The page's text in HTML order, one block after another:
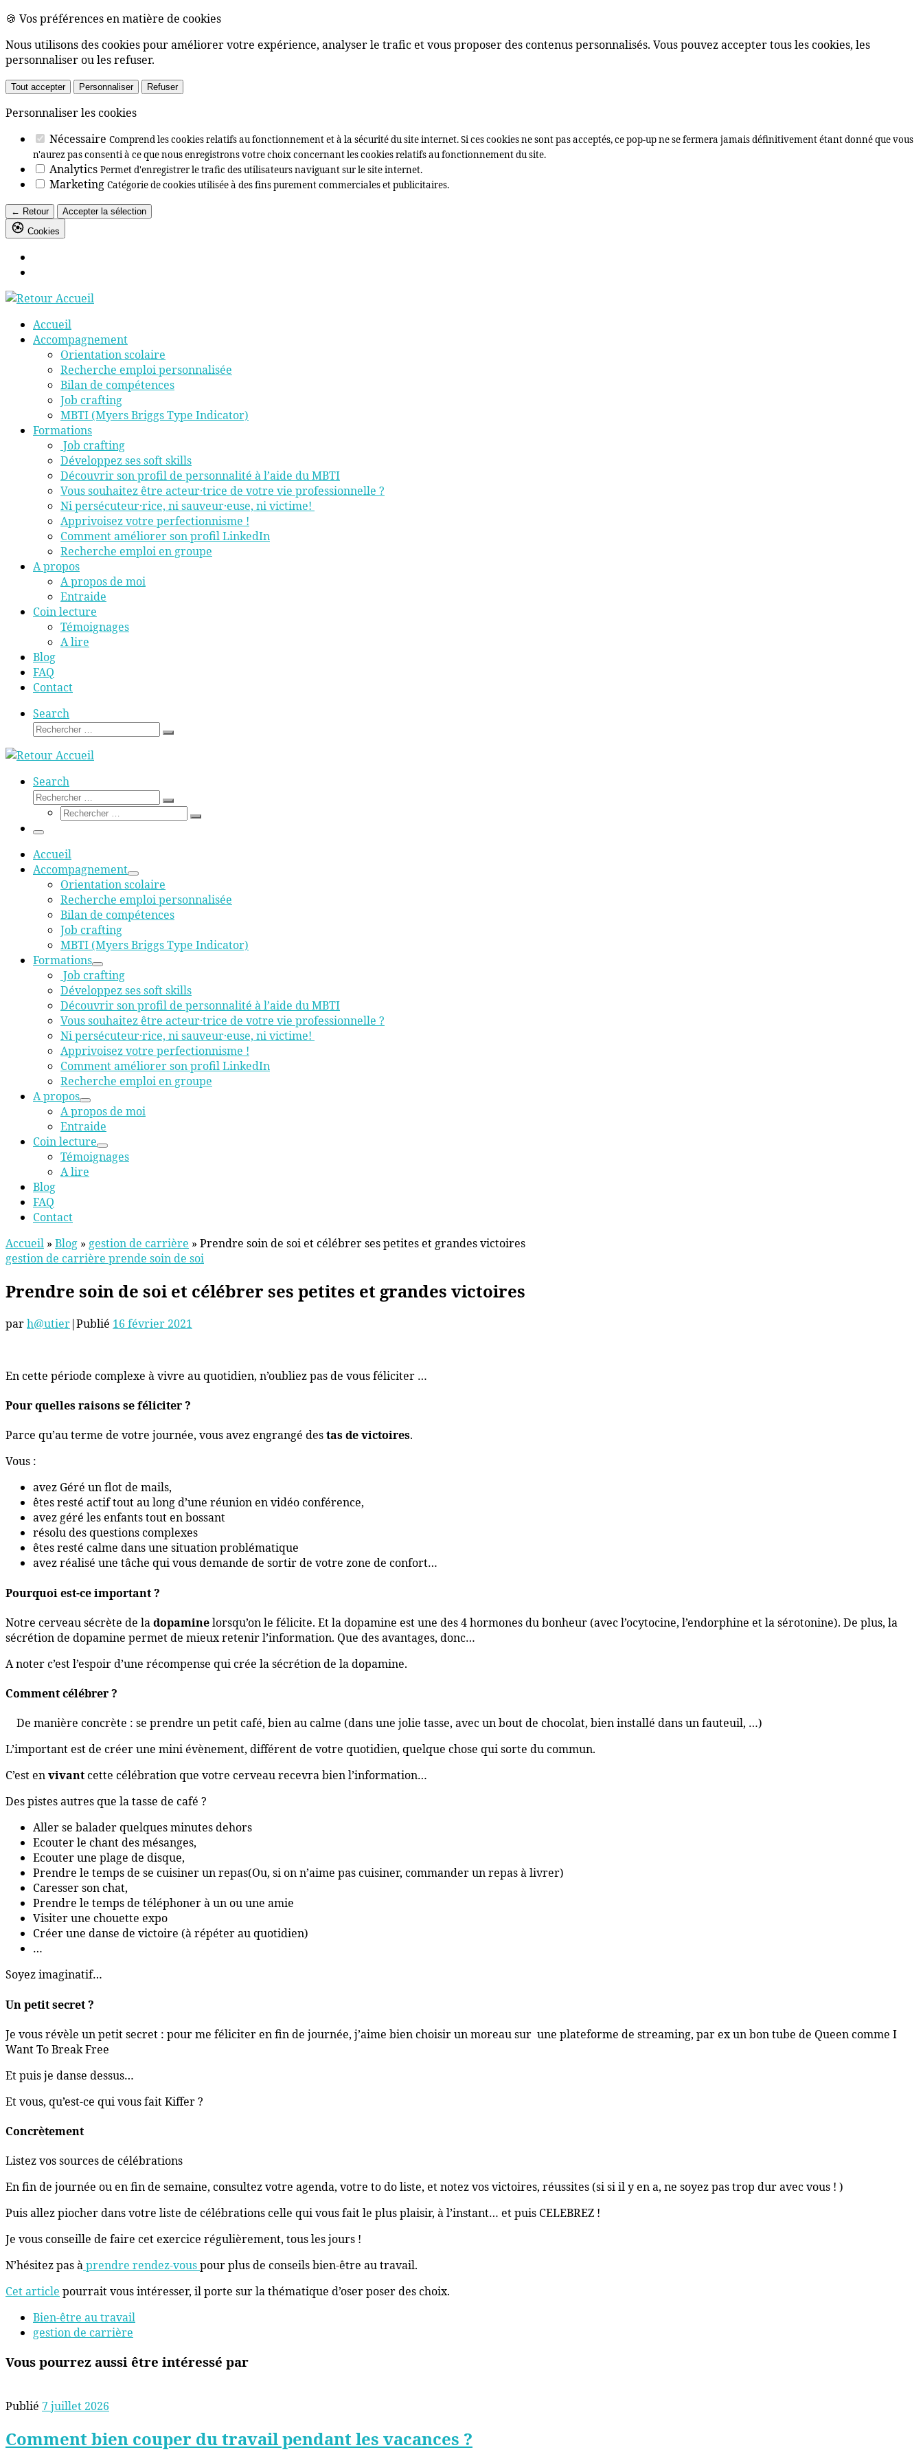
🍪 Vos préférences en matière de cookies
Nous utilisons des cookies pour améliorer votre expérience, analyser le trafic et vous proposer des contenus personnalisés. Vous pouvez accepter tous les cookies, les
personnaliser ou les refuser.
Tout accepter Personnaliser Refuser
Personnaliser les cookies
Nécessaire Comprend les cookies relatifs au fonctionnement et à la sécurité du site internet. Si ces cookies ne sont pas acceptés, ce pop-up ne se fermera jamais définitivement étant donné que vous
n'aurez pas consenti à ce que nous enregistrons votre choix concernant les cookies relatifs au fonctionnement du site.
Analytics Permet d'enregistrer le trafic des utilisateurs naviguant sur le site internet.
Marketing Catégorie de cookies utilisée à des fins purement commerciales et publicitaires.
← Retour
Accepter la sélection
Cookies Passer
au
Accueil
Accompagnement
Orientation scolaire
Recherche emploi personnalisée
Bilan de compétences
Job crafting
MBTI (Myers Briggs Type Indicator)
Formations
Job crafting
Développez ses soft skills
Découvrir son profil de personnalité à l’aide du MBTI
Vous souhaitez être acteur·trice de votre vie professionnelle ?
Ni persécuteur·rice, ni sauveur·euse, ni victime!
Apprivoisez votre perfectionnisme !
Comment améliorer son profil LinkedIn
Recherche emploi en groupe
A propos
A propos de moi
Entraide
Coin lecture
Témoignages
A lire
Blog
FAQ
Contact
Search
Rechercher
Rechercher
Search
Rechercher
Rechercher
Rechercher
Rechercher
Menu
Accueil
Accompagnement
Orientation scolaire
Recherche emploi personnalisée
Bilan de compétences
Job crafting
MBTI (Myers Briggs Type Indicator)
Formations
Job crafting
Développez ses soft skills
Découvrir son profil de personnalité à l’aide du MBTI
Vous souhaitez être acteur·trice de votre vie professionnelle ?
Ni persécuteur·rice, ni sauveur·euse, ni victime!
Apprivoisez votre perfectionnisme !
Comment améliorer son profil LinkedIn
Recherche emploi en groupe
A propos
A propos de moi
Entraide
Coin lecture
Témoignages
A lire
Blog
FAQ
Contact
Accueil » Blog » gestion de carrière » Prendre soin de soi et célébrer ses petites et grandes victoires
gestion de carrière prende soin de soi
Prendre soin de soi et célébrer ses petites et grandes victoires
parh@utier|Publié 16 février 2021
En cette période complexe à vivre au quotidien, n’oubliez pas de vous féliciter …
Pour quelles raisons se féliciter ?
Parce qu’au terme de votre journée, vous avez engrangé destas de victoires.
Vous :
avez Géré un flot de mails,
êtes resté actif tout au long d’une réunion en vidéo conférence,
avez géré les enfants tout en bossant
résolu des questions complexes
êtes resté calme dans une situation problématique
avez réalisé une tâche qui vous demande de sortir de votre zone de confort…
Pourquoi est-ce important ?
Notre cerveau sécrète de ladopaminelorsqu’on le félicite. Et la dopamine est une des 4 hormones du bonheur (avec l’ocytocine, l’endorphine et la sérotonine). De plus, la
sécrétion de dopamine permet de mieux retenir l’information. Que des avantages, donc…
A noter c’est l’espoir d’une récompense qui crée la sécrétion de la dopamine.
Comment célébrer ?
De manière concrète : se prendre un petit café, bien au calme (dans une jolie tasse, avec un bout de chocolat, bien installé dans un fauteuil, …)
L’important est de créer une mini évènement, différent de votre quotidien, quelque chose qui sorte du commun.
C’est envivantcette célébration que votre cerveau recevra bien l’information…
Des pistes autres que la tasse de café ?
Aller se balader quelques minutes dehors
Ecouter le chant des mésanges,
Ecouter une plage de disque,
Prendre le temps de se cuisiner un repas(Ou, si on n’aime pas cuisiner, commander un repas à livrer)
Caresser son chat,
Prendre le temps de téléphoner à un ou une amie
Visiter une chouette expo
Créer une danse de victoire (à répéter au quotidien)
…
Soyez imaginatif…
Un petit secret ?
Je vous révèle un petit secret : pour me féliciter en fin de journée, j’aime bien choisir un moreau sur une plateforme de streaming, par ex un bon tube de Queen comme I
Want To Break Free
Et puis je danse dessus…
Et vous, qu’est-ce qui vous fait Kiffer ?
Concrètement
Listez vos sources de célébrations
En fin de journée ou en fin de semaine, consultez votre agenda, votre to do liste, et notez vos victoires, réussites (si si il y en a, ne soyez pas trop dur avec vous ! )
Puis allez piocher dans votre liste de célébrations celle qui vous fait le plus plaisir, à l’instant… et puis CELEBREZ !
Je vous conseille de faire cet exercice régulièrement, tous les jours !
N’hésitez pas àprendre rendez-vouspour plus de conseils bien-être au travail.
Cet article pourrait vous intéresser, il porte sur la thématique d’oser poser des choix.
Bien-être au travail
gestion de carrière
Vous pourrez aussi être intéressé par
Publié 7 juillet 2026
Comment bien couper du travail pendant les vacances ?